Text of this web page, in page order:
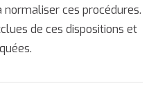
ces procédures.
de ces dispositions et